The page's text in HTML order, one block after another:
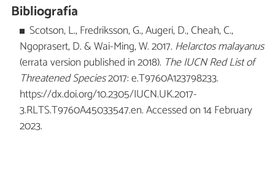
Bibliografía
Scotson, L., Fredriksson, G., Augeri, D., Cheah, C.,
Ngoprasert, D. & Wai-Ming, W. 2017. Helarctos malayanus
(errata version published in 2018). The IUCN Red List of
Threatened Species2017: e.T9760A123798233.
https://dx.doi.org/10.2305/IUCN.UK.2017-
3.RLTS.T9760A45033547.en. Accessed on 14 February
2023.